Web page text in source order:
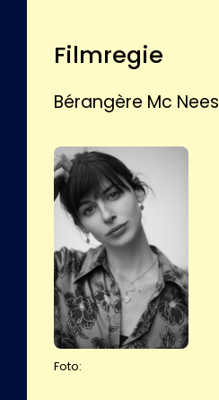
Filmregie
Bérangère Mc
Foto: